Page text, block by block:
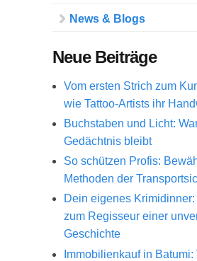
News & Blogs
Neue Beiträge
Vom ersten Strich zum
wie Tattoo-Artists ihr
Buchstaben und Licht:
Gedächtnis bleibt
So schützen Profis:
Methoden der
Dein eigenes
zum Regisseur einer
Geschichte
Immobilienkauf in